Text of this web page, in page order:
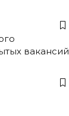
вакансий